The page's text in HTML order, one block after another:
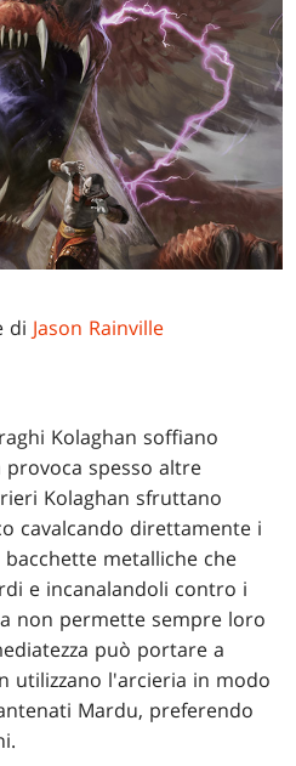
di Jason Rainville
Kolaghan soffiano
spesso altre
Kolaghan sfruttano
cavalcando direttamente i
metalliche che
e incanalandoli contro i
non permette sempre loro
può portare a
utilizzano l'arcieria in modo
Mardu, preferendo